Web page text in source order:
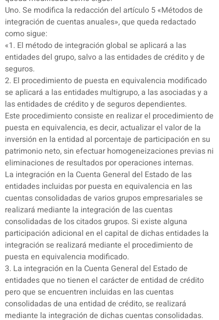
Uno. Se modifica la redacción del artículo 5 «Métodos de
integración de cuentas anuales», que queda redactado
como sigue:
«1. El método de integración global se aplicará a las
entidades del grupo, salvo a las entidades de crédito y de
seguros.
2. El procedimiento de puesta en equivalencia modificado
se aplicará a las entidades multigrupo, a las asociadas y a
las entidades de crédito y de seguros dependientes.
Este procedimiento consiste en realizar el procedimiento de
puesta en equivalencia, es decir, actualizar el valor de la
inversión en la entidad al porcentaje de participación en su
patrimonio neto, sin efectuar homogeneizaciones previas ni
eliminaciones de resultados por operaciones internas.
La integración en la Cuenta General del Estado de las
entidades incluidas por puesta en equivalencia en las
cuentas consolidadas de varios grupos empresariales se
realizará mediante la integración de las cuentas
consolidadas de los citados grupos. Si existe alguna
participación adicional en el capital de dichas entidades la
integración se realizará mediante el procedimiento de
puesta en equivalencia modificado.
3. La integración en la Cuenta General del Estado de
entidades que no tienen el carácter de entidad de crédito
pero que se encuentren incluidas en las cuentas
consolidadas de una entidad de crédito, se realizará
mediante la integración de dichas cuentas consolidadas.